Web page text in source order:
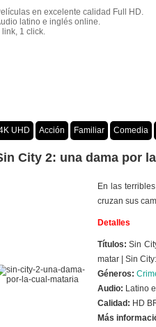
en excelente calidad Full HD.
latino e inglés online.
link, 1 click.
UHD Acción Familiar Comedia
City 2: una dama por
En las
cruzan sus
Detalles
Títulos:Sin
matar | Sin
Géneros:
Audio: Latino
Calidad: HD
Más